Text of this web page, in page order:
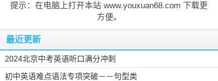
提示：在电脑上打开本站 www.youxuan68.com 下载更
方便。
最近更新
2024北京中考英语听口满分冲刺
初中英语难点语法专项突破－－句型类